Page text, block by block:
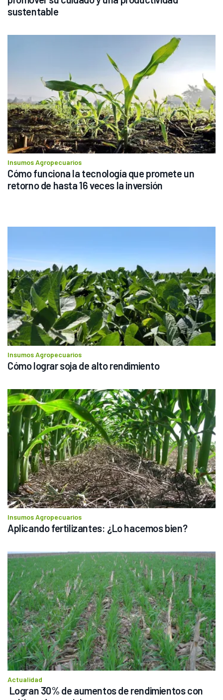
sustentable
Insumos Agropecuarios
Cómo funciona la tecnología que promete un
retorno de hasta 16 veces la inversión
Insumos Agropecuarios
Cómo lograr soja de alto rendimiento
Insumos Agropecuarios
Aplicando fertilizantes: ¿Lo hacemos bien?
Actualidad
Logran 30% de aumentos de rendimientos con